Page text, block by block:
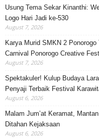
Usung Tema Sekar Kinanthi:
Logo Hari Jadi ke-530
August 7, 2026
Karya Murid SMKN 2
Carnival Ponorogo Creative
August 7, 2026
Spektakuler! Kulup Budaya
Penyaji Terbaik Festival
August 6, 2026
Malam Jum’at Keramat,
Ditahan Kejaksaan
August 6, 2026